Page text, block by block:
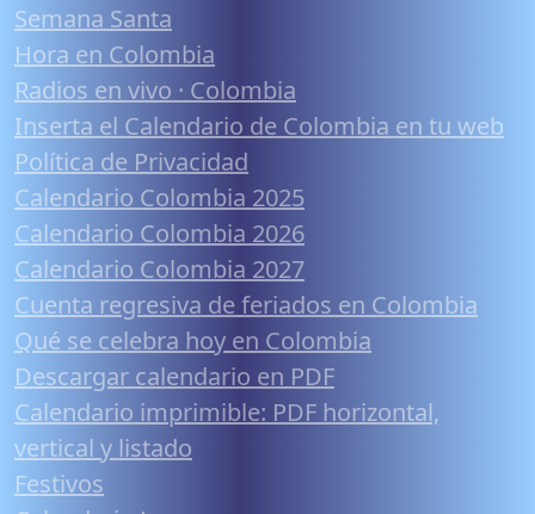
Semana Santa
Hora en Colombia
Radios en vivo · Colombia
Inserta el Calendario de Colombia en tu web
Política de Privacidad
Calendario Colombia 2025
Calendario Colombia 2026
Calendario Colombia 2027
Cuenta regresiva de feriados en Colombia
Qué se celebra hoy en Colombia
Descargar calendario en PDF
Calendario imprimible: PDF horizontal,
vertical y listado
Festivos